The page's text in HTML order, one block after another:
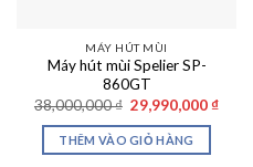
MÁY HÚT MÙI
Máy hút mùi Spelier SP-
860GT
38,000,000₫ Giá
gốc
là:
38,000,000 ₫.
29,990,000 ₫Giá
THÊM VÀO GIỎ HÀNG